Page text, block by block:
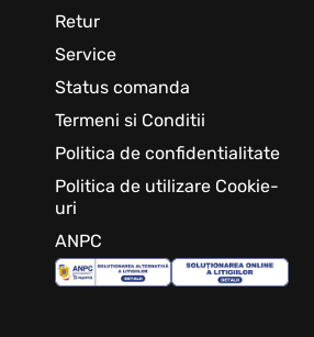
Retur
Service
Status comanda
Termeni si Conditii
Politica de confidentialitate
Politica de utilizare Cookie-
uri
ANPC